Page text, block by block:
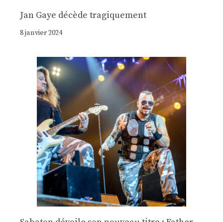
Jan Gaye décède tragiquement
8 janvier 2024